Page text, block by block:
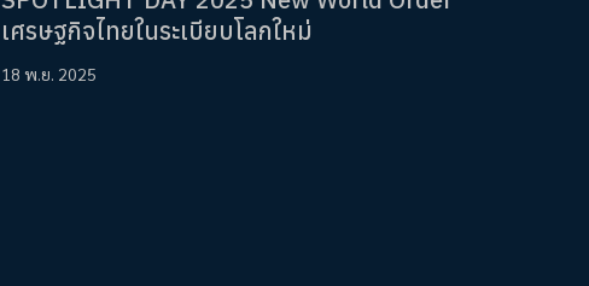
เศรษฐกิจไทยในระเบียบโลกใหม่
18 พ.ย. 2025